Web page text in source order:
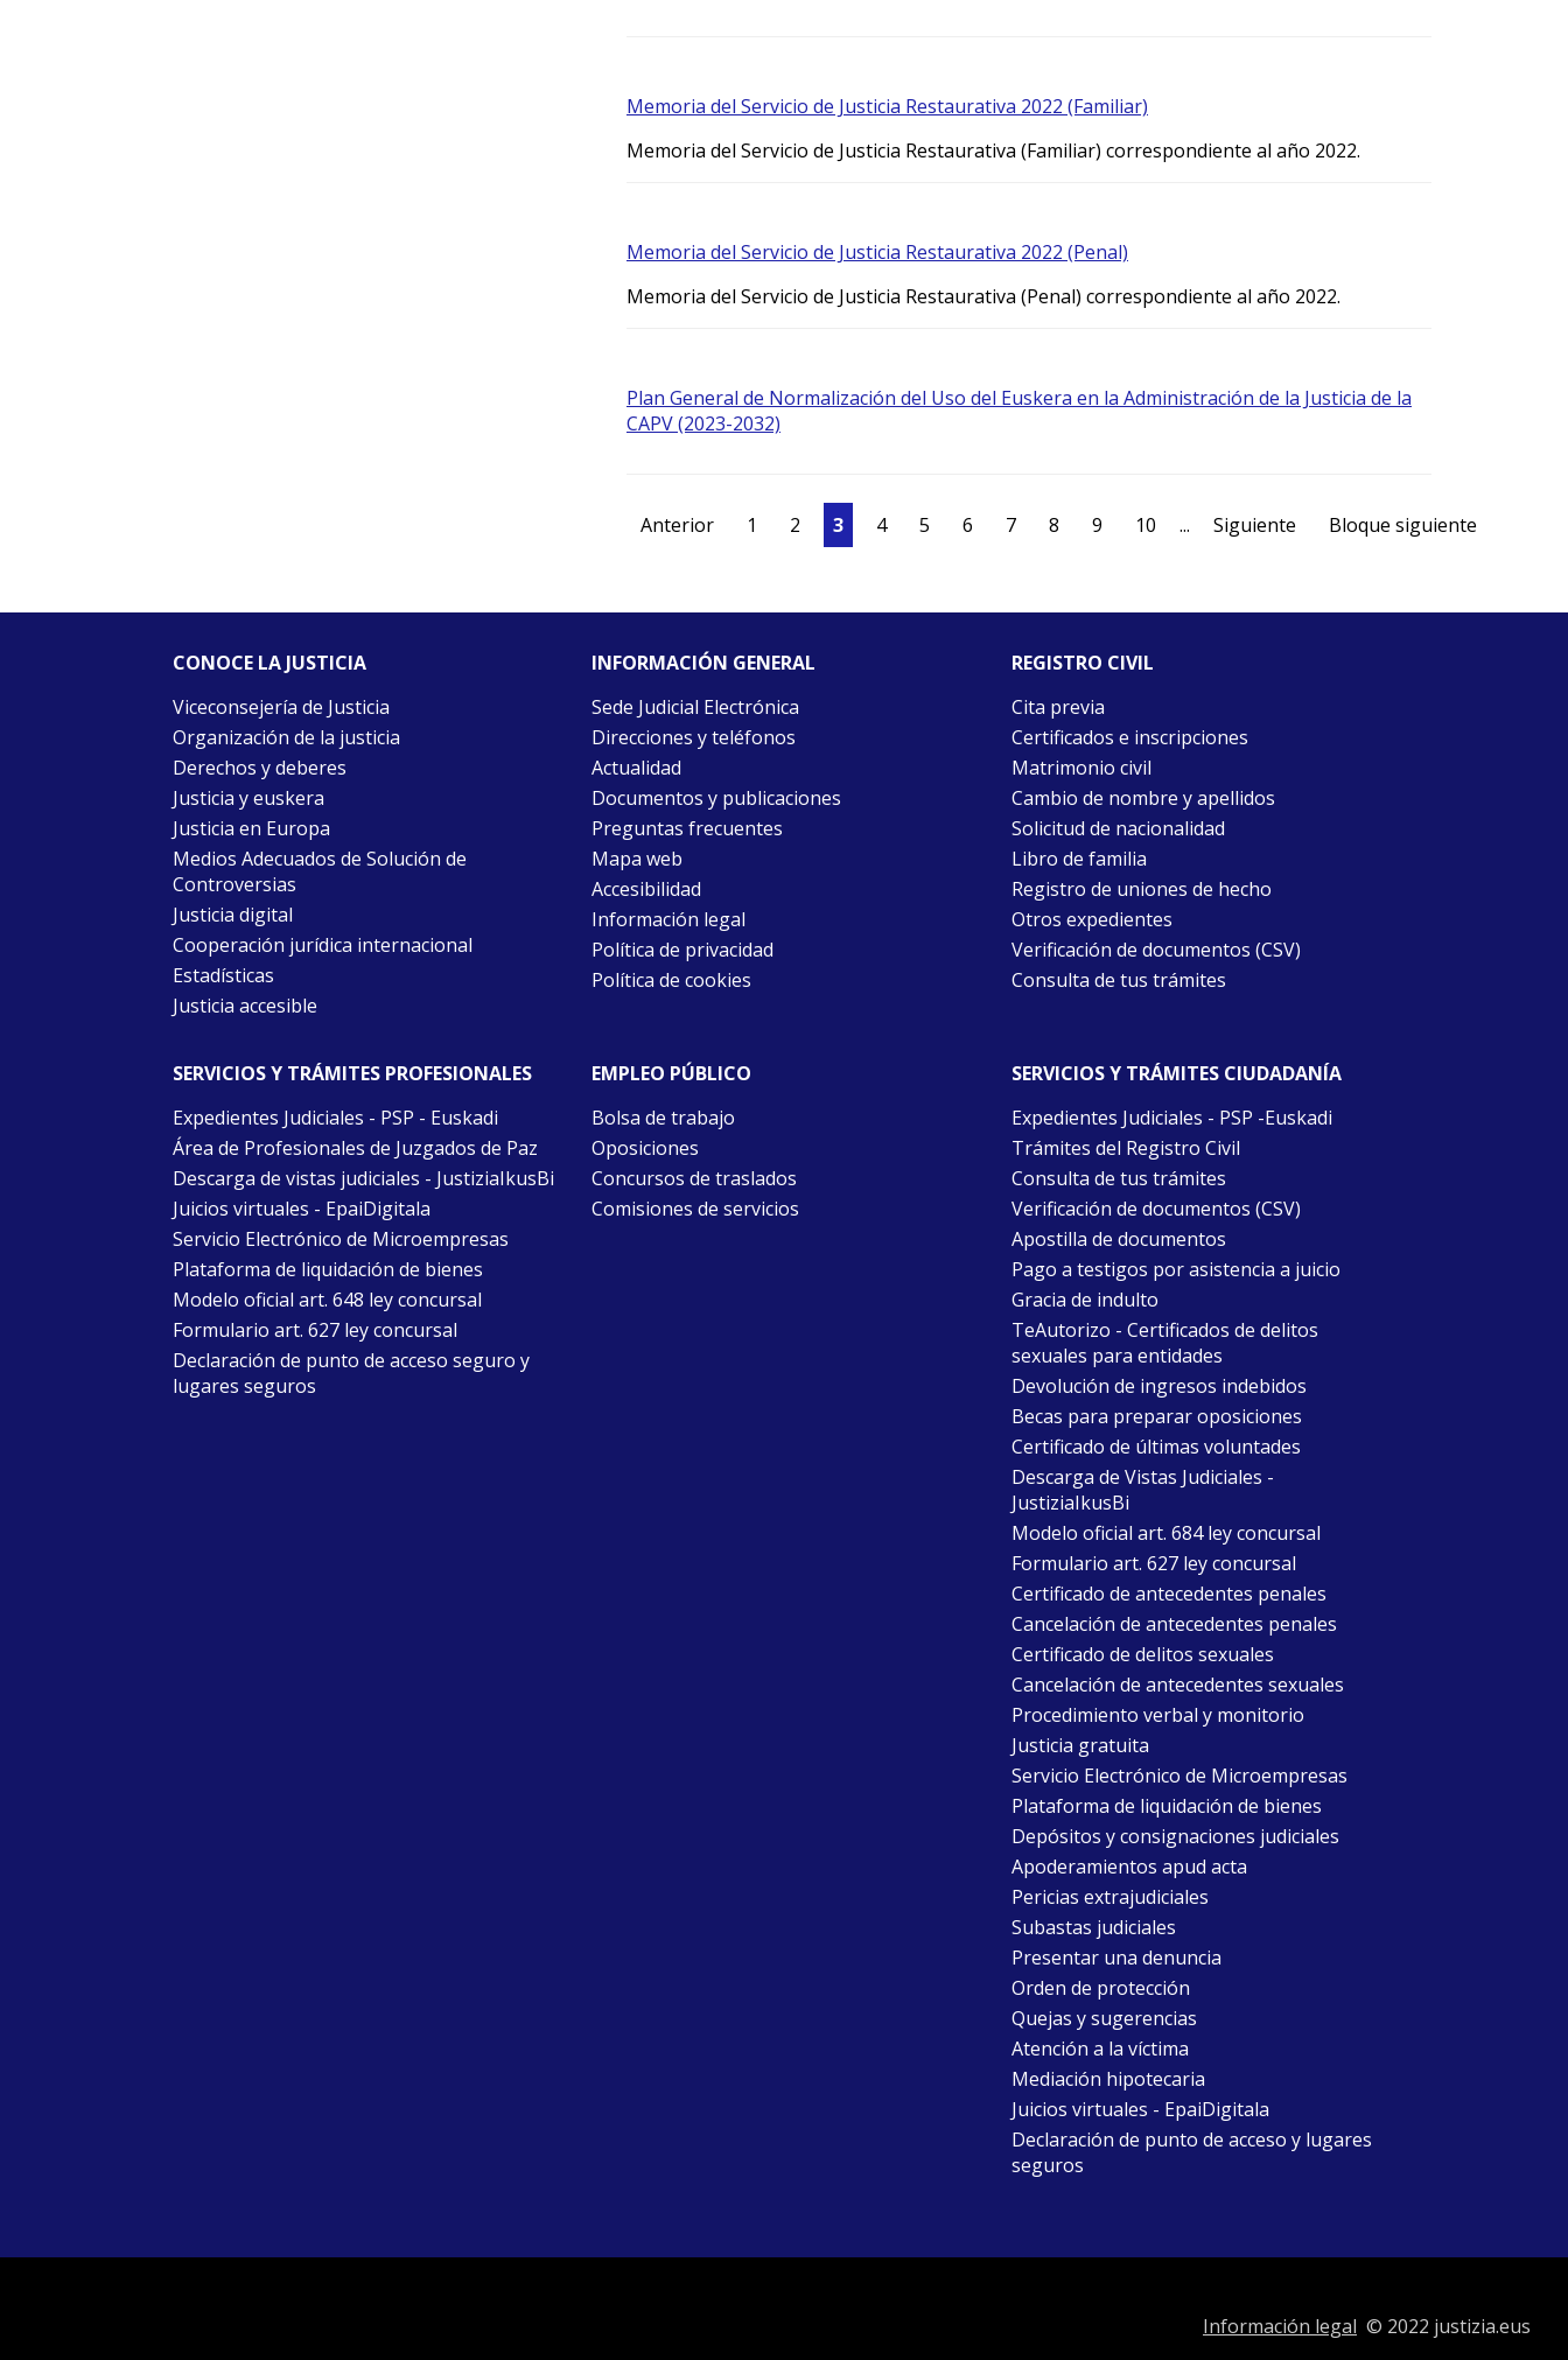
Memoria del Servicio de Justicia Restaurativa 2022 (Familiar)
Memoria del Servicio de Justicia Restaurativa (Familiar) correspondiente al año 2022.
Memoria del Servicio de Justicia Restaurativa 2022 (Penal)
Memoria del Servicio de Justicia Restaurativa (Penal) correspondiente al año 2022.
Plan General de Normalización del Uso del Euskera en la Administración de la Justicia de la
CAPV (2023-2032)
Anterior 1 2 3 4 5 6 7 8 9 10 ... Siguiente Bloque siguiente
CONOCE LA JUSTICIA
Viceconsejería de Justicia
Organización de la justicia
Derechos y deberes
Justicia y euskera
Justicia en Europa
Medios Adecuados de Solución de
Controversias
Justicia digital
Cooperación jurídica internacional
Estadísticas
Justicia accesible
INFORMACIÓN GENERAL
Sede Judicial Electrónica
Direcciones y teléfonos
Actualidad
Documentos y publicaciones
Preguntas frecuentes
Mapa web
Accesibilidad
Información legal
Política de privacidad
Política de cookies
REGISTRO CIVIL
Cita previa
Certificados e inscripciones
Matrimonio civil
Cambio de nombre y apellidos
Solicitud de nacionalidad
Libro de familia
Registro de uniones de hecho
Otros expedientes
Verificación de documentos (CSV)
Consulta de tus trámites
SERVICIOS Y TRÁMITES PROFESIONALES
Expedientes Judiciales - PSP - Euskadi
Área de Profesionales de Juzgados de Paz
Descarga de vistas judiciales - JustiziaIkusBi
Juicios virtuales - EpaiDigitala
Servicio Electrónico de Microempresas
Plataforma de liquidación de bienes
Modelo oficial art. 648 ley concursal
Formulario art. 627 ley concursal
Declaración de punto de acceso seguro y
lugares seguros
EMPLEO PÚBLICO
Bolsa de trabajo
Oposiciones
Concursos de traslados
Comisiones de servicios
SERVICIOS Y TRÁMITES CIUDADANÍA
Expedientes Judiciales - PSP -Euskadi
Trámites del Registro Civil
Consulta de tus trámites
Verificación de documentos (CSV)
Apostilla de documentos
Pago a testigos por asistencia a juicio
Gracia de indulto
TeAutorizo - Certificados de delitos
sexuales para entidades
Devolución de ingresos indebidos
Becas para preparar oposiciones
Certificado de últimas voluntades
Descarga de Vistas Judiciales -
JustiziaIkusBi
Modelo oficial art. 684 ley concursal
Formulario art. 627 ley concursal
Certificado de antecedentes penales
Cancelación de antecedentes penales
Certificado de delitos sexuales
Cancelación de antecedentes sexuales
Procedimiento verbal y monitorio
Justicia gratuita
Servicio Electrónico de Microempresas
Plataforma de liquidación de bienes
Depósitos y consignaciones judiciales
Apoderamientos apud acta
Pericias extrajudiciales
Subastas judiciales
Presentar una denuncia
Orden de protección
Quejas y sugerencias
Atención a la víctima
Mediación hipotecaria
Juicios virtuales - EpaiDigitala
Declaración de punto de acceso y lugares
seguros
Información legal © 2022 justizia.eus